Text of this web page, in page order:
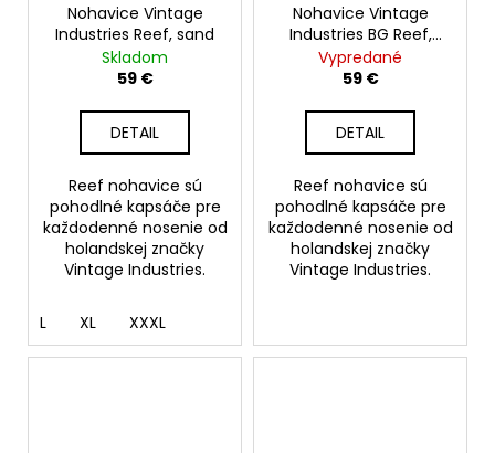
Nohavice Vintage
Industries Reef, sand
Skladom
59 €
DETAIL
Reef nohavice sú
pohodlné kapsáče pre
každodenné nosenie od
holandskej značky
Vintage Industries.
L XL XXXL
Nohavice Vintage
Industries BG Reef,
olive
Vypredané
59 €
DETAIL
Reef nohavice sú
pohodlné kapsáče pre
každodenné nosenie od
holandskej značky
Vintage Industries.